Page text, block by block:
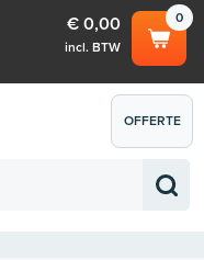
0
€ 0,00
incl. BTW
€ 0,00
OFFERTE
AANVRAGEN